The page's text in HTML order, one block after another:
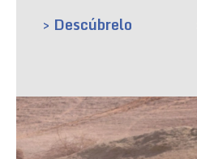
> Descúbrelo